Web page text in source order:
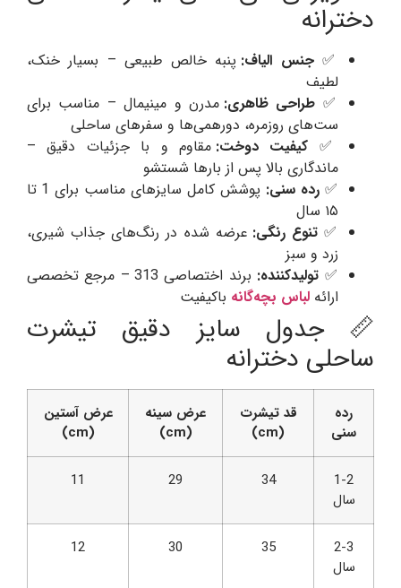
دخترانه
✅جنس الیاف: پنبه خالص طبیعی – بسیار خنک،
لطیف
✅ طراحی ظاهری: مدرن و مینیمال – مناسب برای
ست‌های روزمره، دورهمی‌ها و سفرهای ساحلی
✅ کیفیت دوخت: مقاوم و با جزئیات دقیق –
ماندگاری بالا پس از بارها شستشو
✅ رده سنی:
پوشش کامل سایزهای مناسب برای 1 تا
۱۵ سال
✅تنوع رنگی: عرضه شده در رنگ‌های جذاب شیری،
زرد و سبز
✅ تولیدکننده:
برند اختصاصی 313 – مرجع تخصصی
ارائه لباس بچه‌گانه باکیفیت
📏 جدول سایز دقیق تیشرت
ساحلی دخترانه
رده
سنی
قد تیشرت
(cm)
عرض سینه
(cm)
عرض آستین
(cm)
1-2
سال
34
29
11
2-3
سال
35
30
12